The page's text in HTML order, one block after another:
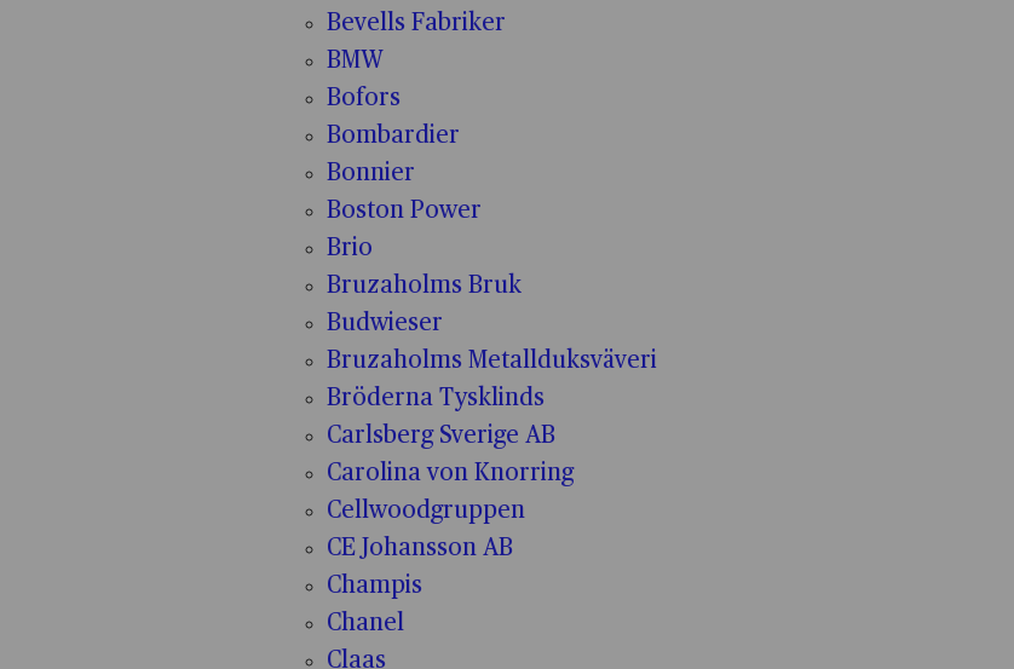
Bevells Fabriker
BMW
Bofors
Bombardier
Bonnier
Boston Power
Brio
Bruzaholms Bruk
Budwieser
Bruzaholms Metallduksväveri
Bröderna Tysklinds
Carlsberg Sverige AB
Carolina von Knorring
Cellwoodgruppen
CE Johansson AB
Champis
Chanel
Claas